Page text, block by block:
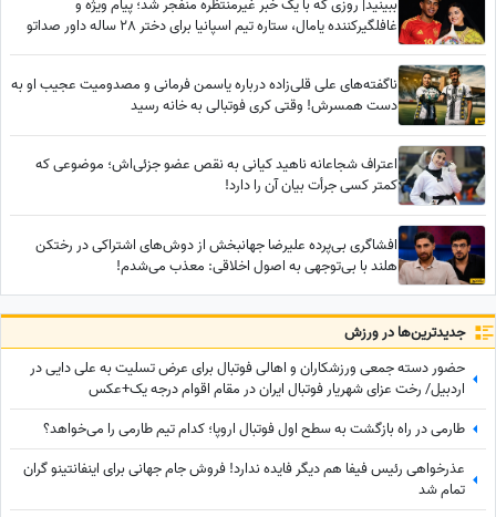
غافلگیرکننده یامال، ستاره تیم اسپانیا برای دختر 28 ساله داور صداتو
ناگفته‌های علی قلی‌زاده درباره یاسمن فرمانی و مصدومیت عجیب او به
دست همسرش! وقتی کری فوتبالی به خانه رسید
اعتراف شجاعانه ناهید کیانی به نقص عضو جزئی‌اش؛ موضوعی که
کمتر کسی جرأت بیان آن را دارد!
افشاگری بی‌پرده علیرضا جهانبخش از دوش‌های اشتراکی در رختکن
هلند با بی‌توجهی به اصول اخلاقی: معذب می‌شدم!
جدید‌ترین‌ها در ورزش
حضور دسته جمعی ورزشکاران و اهالی فوتبال برای عرض تسلیت به علی دایی در
اردبیل/ رخت عزای شهریار فوتبال ایران در مقام اقوام درجه یک+عکس
طارمی در راه بازگشت به سطح اول فوتبال اروپا؛ کدام تیم طارمی را می‌خواهد؟
عذرخواهی رئیس فیفا هم دیگر فایده ندارد! فروش جام جهانی برای اینفانتینو گران
تمام شد